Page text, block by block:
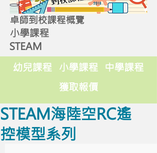
卓師到校課程概覽
小學課程
STEAM
幼兒課程 小學課程 中學課程
獲取報價
STEAM海陸空RC遙
控模型系列